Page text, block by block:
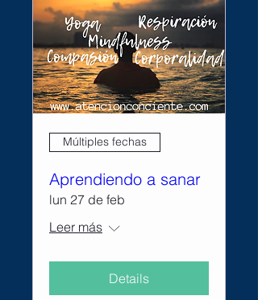
Múltiples fechas
Aprendiendo a sanar
lun 27 de feb
Leer más
Details